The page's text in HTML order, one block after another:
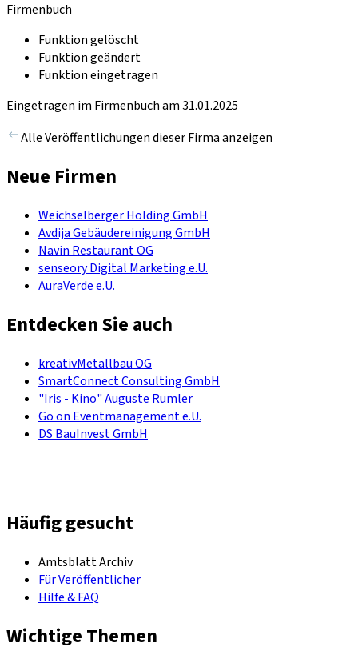
Firmenbuch
Funktion gelöscht
Funktion geändert
Funktion eingetragen
Eingetragen im Firmenbuch am 31.01.2025
Alle Veröffentlichungen dieser Firma anzeigen
Neue Firmen
Weichselberger Holding GmbH
Avdija Gebäudereinigung GmbH
Navin Restaurant OG
senseory Digital Marketing e.U.
AuraVerde e.U.
Entdecken Sie auch
kreativMetallbau OG
SmartConnect Consulting GmbH
"Iris - Kino" Auguste Rumler
Go on Eventmanagement e.U.
DS BauInvest GmbH
Häufig gesucht
Amtsblatt Archiv
Für Veröffentlicher
Hilfe & FAQ
Wichtige Themen